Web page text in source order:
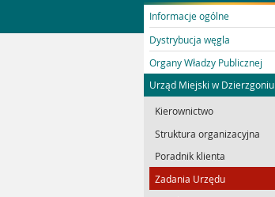
Informacje ogólne
Dystrybucja węgla
Organy Władzy Publicznej
Urząd Miejski w Dzierzgoniu
Kierownictwo
Struktura organizacyjna
Poradnik klienta
Zadania Urzędu